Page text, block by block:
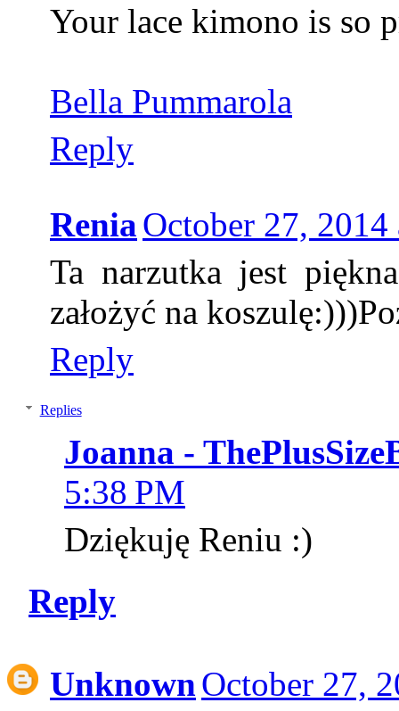
Your lace kimono is so
Bella Pummarola
Reply
ReniaOctober 27,
Ta narzutka jest
założyć na
Reply
Replies
Joanna -
5:38 PM
Dziękuję Reniu :)
Reply
UnknownOctober 27,